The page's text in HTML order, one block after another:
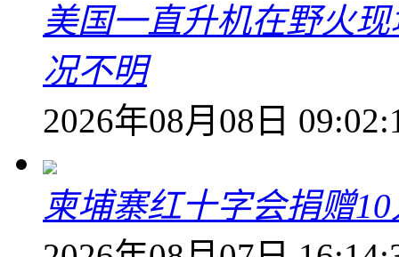
美国一直升机在野火
况不明
2026年08月08日
柬埔寨红十字会捐赠